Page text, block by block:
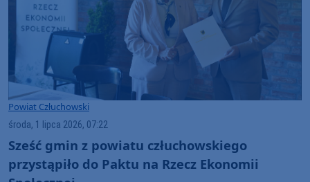
Powiat Człuchowski
środa, 1 lipca 2026, 07:22
Sześć gmin z powiatu człuchowskiego
przystąpiło do Paktu na Rzecz Ekonomii